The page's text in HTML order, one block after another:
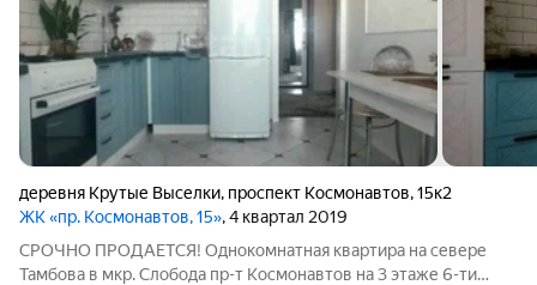
деревня Крутые Выселки, проспект Космонавтов,15к2
ЖК «пр. Космонавтов, 15», 4 квартал 2019
СРОЧНО ПРОДАЕТСЯ! Однокомнатная квартира на севере
Тамбова в мкр. Слобода пр-т Космонавтов на 3 этаже 6-ти